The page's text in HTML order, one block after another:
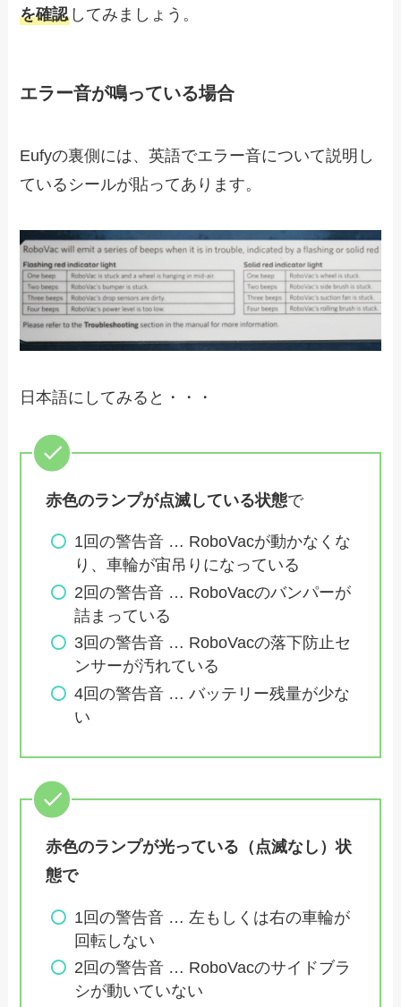
を確認 してみましょう。
エラー音が鳴っている場合
Eufyの裏側には、英語でエラー音について説明し
ているシールが貼ってあります。
日本語にしてみると・・・
赤色のランプが点滅している状態で
1回の警告音 … RoboVacが動かなくな
り、車輪が宙吊りになっている
2回の警告音 … RoboVacのバンパーが
詰まっている
3回の警告音 … RoboVacの落下防止セ
ンサーが汚れている
4回の警告音 … バッテリー残量が少な
い
赤色のランプが光っている（点滅なし）状
態で
1回の警告音 … 左もしくは右の車輪が
回転しない
2回の警告音 … RoboVacのサイドブラ
シが動いていない